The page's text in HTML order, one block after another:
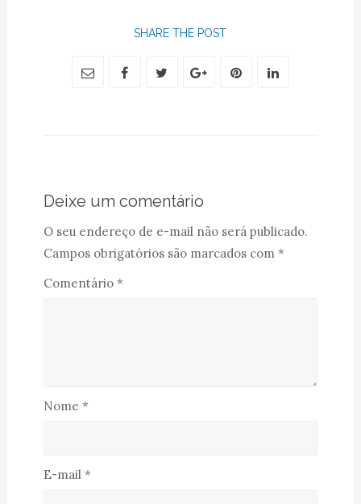
SHARE THE POST
Deixe um comentário
O seu endereço de e-mail não será publicado.
Campos obrigatórios são marcados com *
Comentário *
Nome *
E-mail *